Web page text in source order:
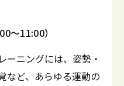
～11:00）
ーニングには、姿勢・
など、あらゆる運動の